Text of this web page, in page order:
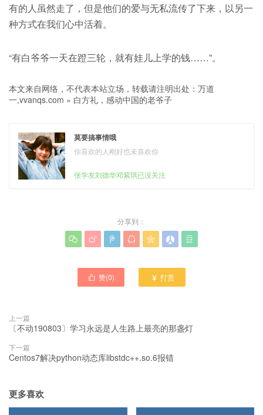
有的人虽然走了，但是他们的爱与无私流传了下来，以另一
种方式在我们心中活着。
“有白爷爷一天在蹬三轮，就有娃儿上学的钱……”。
本文来自网络，不代表本站立场，转载请注明出处： 万道
一,vvanqs.com » 白方礼，感动中国的老爷子
莫要搞事情哦
你喜欢的人刚好也未喜欢你
张学友刘德华邓紫琪已没关注
分享到：
      
 赞(0)  打赏
上一篇
〔不动190803〕学习永远是人生路上最亮的那盏灯
下一篇
Centos7解决python动态库libstdc++.so.6报错
更多喜欢